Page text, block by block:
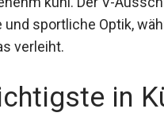
und sportliche Optik,
verleiht.
in